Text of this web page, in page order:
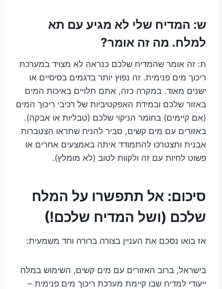
ש: המדיח שלי לא מגיע עם תא
למלח. מה זה אומר?
ת: זה אומר שהמדיח שלכם כנראה לא מצויד במערכת
ריכוך מים פנימית. זה נפוץ יותר בדגמים בסיסיים או
ישנים מאוד. במקרה כזה, אתם תלויים באיכות המים
באזור שלכם ובמידת האפקטיביות של רכיבי ריכוך המים
(אם קיימים) בחומר הניקוי שלכם (טבליות או אבקה).
באזורים עם מים קשים, סביר להניח שתראו הצטברות
אבנית ותצטרכו להתמודד איתה באמצעים אחרים או
פשוט לחיות עם זה ולקוות לטוב (לא מומלץ).
סיכום: אל תתפשרו על המלח
שלכם (ושל המדיח שלכם!)
אז בואו נסכם את העניין בצורה ברורה וחד משמעית:
בישראל, ברוב האזורים עם מים קשים, השימוש במלח
ייעודי למדיח שבו קיימת מערכת ריכוך מים פנימית –